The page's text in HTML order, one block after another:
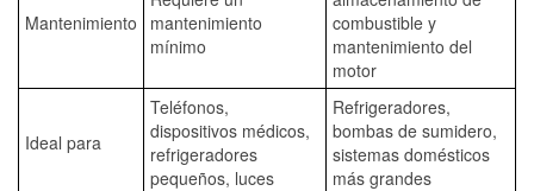
Mantenimiento
mantenimiento
mínimo
combustible y
mantenimiento del
motor
Ideal para
Teléfonos,
dispositivos médicos,
refrigeradores
pequeños, luces
Refrigeradores,
bombas de sumidero,
sistemas domésticos
más grandes